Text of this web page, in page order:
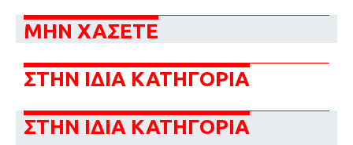
ΜΗΝ ΧΑΣΕΤΕ
ΣΤΗΝ ΙΔΙΑ ΚΑΤΗΓΟΡΙΑ
ΣΤΗΝ ΙΔΙΑ ΚΑΤΗΓΟΡΙΑ